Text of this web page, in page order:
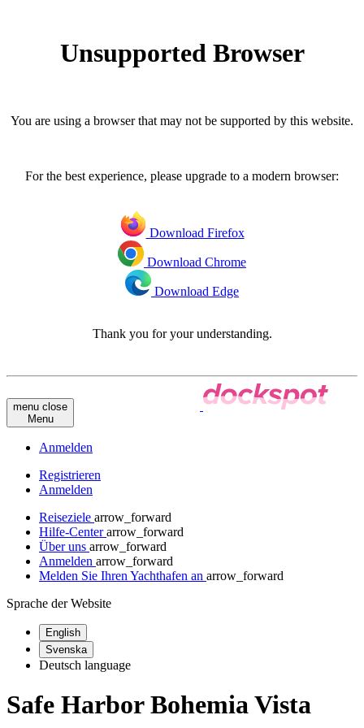
Unsupported Browser
You are using a browser that may not be supported by this website.
For the best experience, please upgrade to a modern browser:
Download Firefox
Download Chrome
Download Edge
Thank you for your understanding.
menu close
Menu
Anmelden
Registrieren
Anmelden
Reiseziele arrow_forward
Hilfe-Centerarrow_forward
Über uns arrow_forward
Anmelden arrow_forward
Melden Sie Ihren Yachthafen an arrow_forward
Sprache der Website
English
Svenska
Deutsch language
Safe Harbor Bohemia Vista